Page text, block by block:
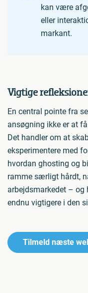
kan være
eller
markant.
Vigtige
En central pointe fra
ansøgning ikke er at
Det handler om at
eksperimentere med
hvordan ghosting og
ramme særligt hårdt,
arbejdsmarkedet –
endnu vigtigere i den
Tilmeld næste